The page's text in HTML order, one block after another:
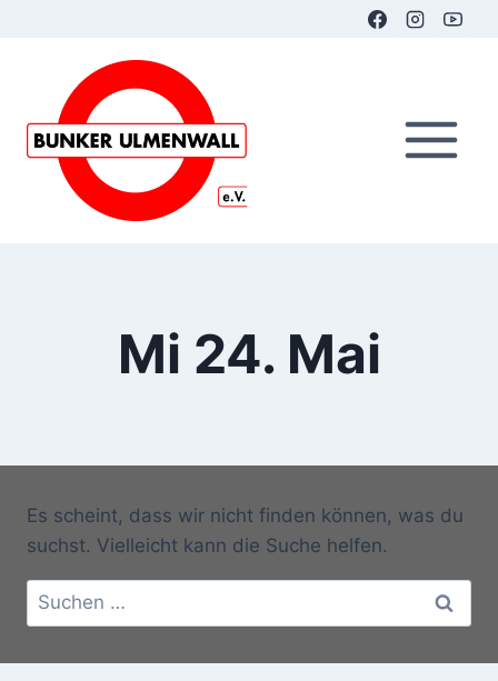
Mi 24. Mai
Es scheint, dass wir nicht finden können, was du
suchst. Vielleicht kann die Suche helfen.
Suchen
nach: